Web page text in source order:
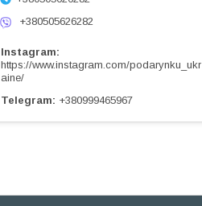
+380505626282
Instagram
https://www.instagram.com/podarynku_ukr
aine/
Telegram
+380999465967